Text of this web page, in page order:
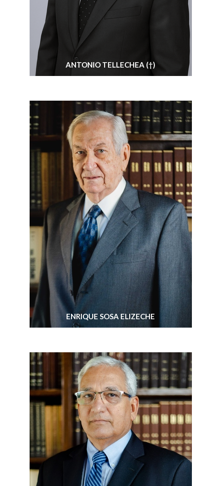
ANTONIO TELLECHEA (†)
ENRIQUE SOSA ELIZECHE